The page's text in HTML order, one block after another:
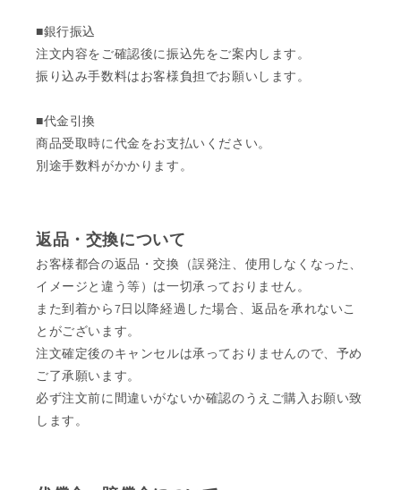
■銀行振込
注文内容をご確認後に振込先をご案内します。
振り込み手数料はお客様負担でお願いします。
■代金引換
商品受取時に代金をお支払いください。
別途手数料がかかります。
返品・交換について
お客様都合の返品・交換（誤発注、使用しなくなった、
イメージと違う等）は一切承っておりません。
また到着から7日以降経過した場合、返品を承れないこ
とがございます。
注文確定後のキャンセルは承っておりませんので、予め
ご了承願います。
必ず注文前に間違いがないか確認のうえご購入お願い致
します。